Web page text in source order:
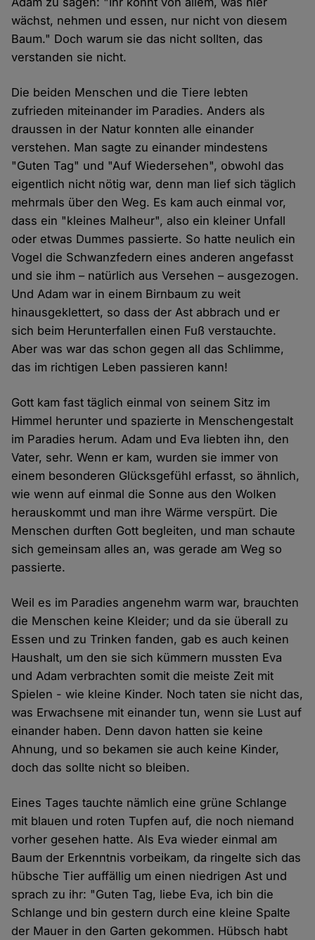
wächst, nehmen und essen, nur nicht von diesem
Baum." Doch warum sie das nicht sollten, das
verstanden sie nicht.
Die beiden Menschen und die Tiere lebten
zufrieden miteinander im Paradies. Anders als
draussen in der Natur konnten alle einander
verstehen. Man sagte zu einander mindestens
"Guten Tag" und "Auf Wiedersehen", obwohl das
eigentlich nicht nötig war, denn man lief sich täglich
mehrmals über den Weg. Es kam auch einmal vor,
dass ein "kleines Malheur", also ein kleiner Unfall
oder etwas Dummes passierte. So hatte neulich ein
Vogel die Schwanzfedern eines anderen angefasst
und sie ihm – natürlich aus Versehen – ausgezogen.
Und Adam war in einem Birnbaum zu weit
hinausgeklettert, so dass der Ast abbrach und er
sich beim Herunterfallen einen Fuß verstauchte.
Aber was war das schon gegen all das Schlimme,
das im richtigen Leben passieren kann!
Gott kam fast täglich einmal von seinem Sitz im
Himmel herunter und spazierte in Menschengestalt
im Paradies herum. Adam und Eva liebten ihn, den
Vater, sehr. Wenn er kam, wurden sie immer von
einem besonderen Glücksgefühl erfasst, so ähnlich,
wie wenn auf einmal die Sonne aus den Wolken
herauskommt und man ihre Wärme verspürt. Die
Menschen durften Gott begleiten, und man schaute
sich gemeinsam alles an, was gerade am Weg so
passierte.
Weil es im Paradies angenehm warm war, brauchten
die Menschen keine Kleider; und da sie überall zu
Essen und zu Trinken fanden, gab es auch keinen
Haushalt, um den sie sich kümmern mussten Eva
und Adam verbrachten somit die meiste Zeit mit
Spielen - wie kleine Kinder. Noch taten sie nicht das,
was Erwachsene mit einander tun, wenn sie Lust auf
einander haben. Denn davon hatten sie keine
Ahnung, und so bekamen sie auch keine Kinder,
doch das sollte nicht so bleiben.
Eines Tages tauchte nämlich eine grüne Schlange
mit blauen und roten Tupfen auf, die noch niemand
vorher gesehen hatte. Als Eva wieder einmal am
Baum der Erkenntnis vorbeikam, da ringelte sich das
hübsche Tier auffällig um einen niedrigen Ast und
sprach zu ihr: "Guten Tag, liebe Eva, ich bin die
Schlange und bin gestern durch eine kleine Spalte
der Mauer in den Garten gekommen. Hübsch habt